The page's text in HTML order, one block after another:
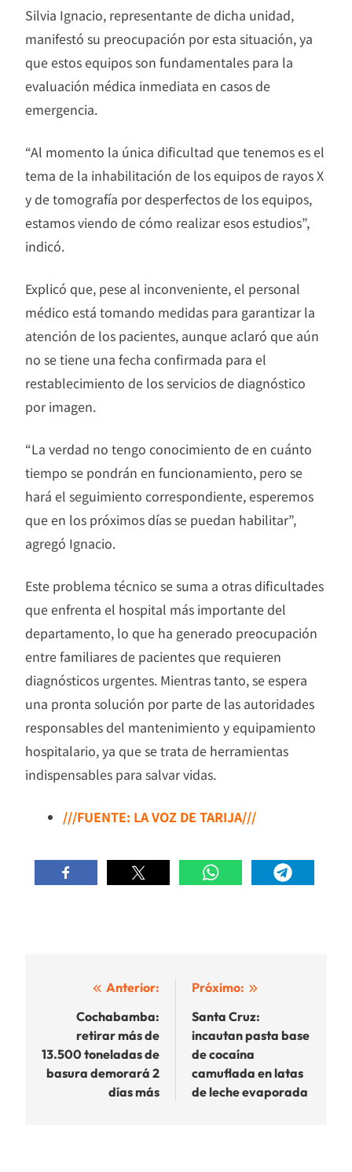
Silvia Ignacio, representante de dicha unidad,
manifestó su preocupación por esta situación, ya
que estos equipos son fundamentales para la
evaluación médica inmediata en casos de
emergencia.
“Al momento la única dificultad que tenemos es el
tema de la inhabilitación de los equipos de rayos X
y de tomografía por desperfectos de los equipos,
estamos viendo de cómo realizar esos estudios”,
indicó.
Explicó que, pese al inconveniente, el personal
médico está tomando medidas para garantizar la
atención de los pacientes, aunque aclaró que aún
no se tiene una fecha confirmada para el
restablecimiento de los servicios de diagnóstico
por imagen.
“La verdad no tengo conocimiento de en cuánto
tiempo se pondrán en funcionamiento, pero se
hará el seguimiento correspondiente, esperemos
que en los próximos días se puedan habilitar”,
agregó Ignacio.
Este problema técnico se suma a otras dificultades
que enfrenta el hospital más importante del
departamento, lo que ha generado preocupación
entre familiares de pacientes que requieren
diagnósticos urgentes. Mientras tanto, se espera
una pronta solución por parte de las autoridades
responsables del mantenimiento y equipamiento
hospitalario, ya que se trata de herramientas
indispensables para salvar vidas.
///FUENTE: LA VOZ DE TARIJA///
Navegación
entradas
Anterior:
Cochabamba:
retirar más de
13.500 toneladas de
basura demorará 2
días más
Próximo:
Santa Cruz:
incautan pasta base
de cocaína
camuflada en latas
de leche evaporada